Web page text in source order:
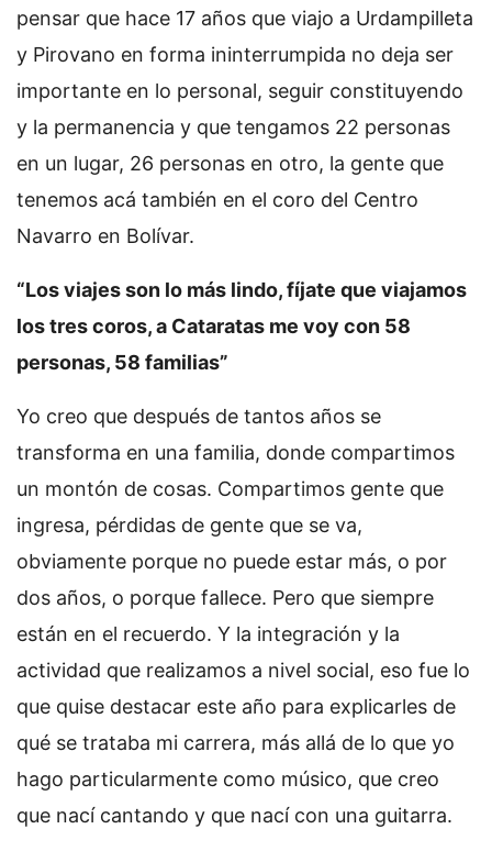
pensar que hace 17 años que viajo a Urdampilleta
y Pirovano en forma ininterrumpida no deja ser
importante en lo personal, seguir constituyendo
y la permanencia y que tengamos 22 personas
en un lugar, 26 personas en otro, la gente que
tenemos acá también en el coro del Centro
Navarro en Bolívar.
“Los viajes son lo más lindo, fíjate que viajamos
los tres coros, a Cataratas me voy con 58
personas, 58 familias”
Yo creo que después de tantos años se
transforma en una familia, donde compartimos
un montón de cosas. Compartimos gente que
ingresa, pérdidas de gente que se va,
obviamente porque no puede estar más, o por
dos años, o porque fallece. Pero que siempre
están en el recuerdo. Y la integración y la
actividad que realizamos a nivel social, eso fue lo
que quise destacar este año para explicarles de
qué se trataba mi carrera, más allá de lo que yo
hago particularmente como músico, que creo
que nací cantando y que nací con una guitarra.